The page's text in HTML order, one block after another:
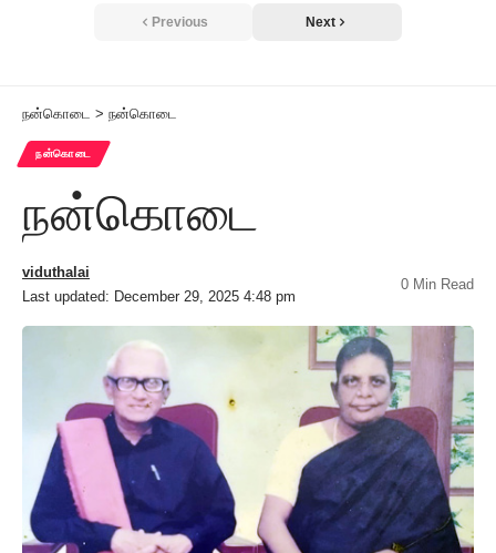
Previous Next
நன்கொடை > நன்கொடை
நன்கொடை
நன்கொடை
Last updated: December 29, 2025 4:48 pm
viduthalai
0 Min Read